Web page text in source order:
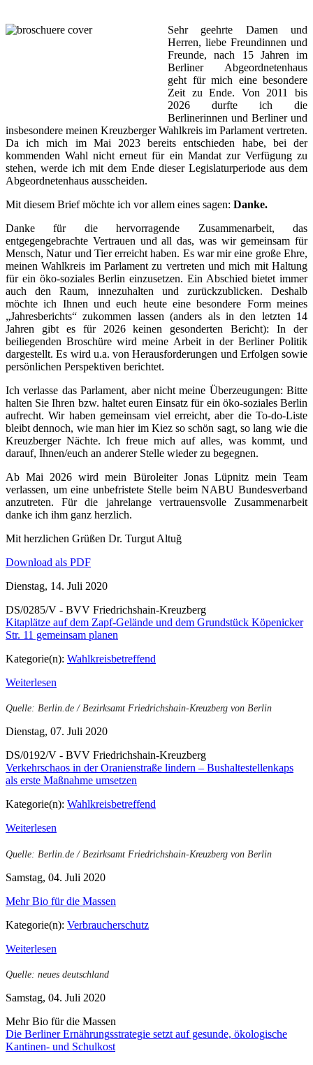
Sehr geehrte Damen und
Herren, liebe Freundinnen und
Freunde, nach 15 Jahren im
Berliner Abgeordnetenhaus
geht für mich eine besondere
Zeit zu Ende. Von 2011 bis
2026 durfte ich die
Berlinerinnen und Berliner und
insbesondere meinen Kreuzberger Wahlkreis im Parlament vertreten.
Da ich mich im Mai 2023 bereits entschieden habe, bei der
kommenden Wahl nicht erneut für ein Mandat zur Verfügung zu
stehen, werde ich mit dem Ende dieser Legislaturperiode aus dem
Abgeordnetenhaus ausscheiden.
Mit diesem Brief möchte ich vor allem eines sagen: Danke.
Danke für die hervorragende Zusammenarbeit, das
entgegengebrachte Vertrauen und all das, was wir gemeinsam für
Mensch, Natur und Tier erreicht haben. Es war mir eine große Ehre,
meinen Wahlkreis im Parlament zu vertreten und mich mit Haltung
für ein öko-soziales Berlin einzusetzen. Ein Abschied bietet immer
auch den Raum, innezuhalten und zurückzublicken. Deshalb
möchte ich Ihnen und euch heute eine besondere Form meines
„Jahresberichts“ zukommen lassen (anders als in den letzten 14
Jahren gibt es für 2026 keinen gesonderten Bericht): In der
beiliegenden Broschüre wird meine Arbeit in der Berliner Politik
dargestellt. Es wird u.a. von Herausforderungen und Erfolgen sowie
persönlichen Perspektiven berichtet.
Ich verlasse das Parlament, aber nicht meine Überzeugungen: Bitte
halten Sie Ihren bzw. haltet euren Einsatz für ein öko-soziales Berlin
aufrecht. Wir haben gemeinsam viel erreicht, aber die To-do-Liste
bleibt dennoch, wie man hier im Kiez so schön sagt, so lang wie die
Kreuzberger Nächte. Ich freue mich auf alles, was kommt, und
darauf, Ihnen/euch an anderer Stelle wieder zu begegnen.
Ab Mai 2026 wird mein Büroleiter Jonas Lüpnitz mein Team
verlassen, um eine unbefristete Stelle beim NABU Bundesverband
anzutreten. Für die jahrelange vertrauensvolle Zusammenarbeit
danke ich ihm ganz herzlich.
Mit herzlichen Grüßen Dr. Turgut Altuğ
Download als PDF
Dienstag, 14. Juli 2020
DS/0285/V - BVV Friedrichshain-Kreuzberg
Kitaplätze auf dem Zapf-Gelände und dem Grundstück Köpenicker
Str. 11 gemeinsam planen
Kategorie(n): Wahlkreisbetreffend
Weiterlesen
Quelle: Berlin.de / Bezirksamt Friedrichshain-Kreuzberg von Berlin
Dienstag, 07. Juli 2020
DS/0192/V - BVV Friedrichshain-Kreuzberg
Verkehrschaos in der Oranienstraße lindern – Bushaltestellenkaps
als erste Maßnahme umsetzen
Kategorie(n): Wahlkreisbetreffend
Weiterlesen
Quelle: Berlin.de / Bezirksamt Friedrichshain-Kreuzberg von Berlin
Samstag, 04. Juli 2020
Mehr Bio für die Massen
Kategorie(n): Verbraucherschutz
Weiterlesen
Quelle: neues deutschland
Samstag, 04. Juli 2020
Mehr Bio für die Massen
Die Berliner Ernährungsstrategie setzt auf gesunde, ökologische
Kantinen- und Schulkost